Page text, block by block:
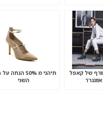
של קאפל
תיהני מ 50% הנחה
השני